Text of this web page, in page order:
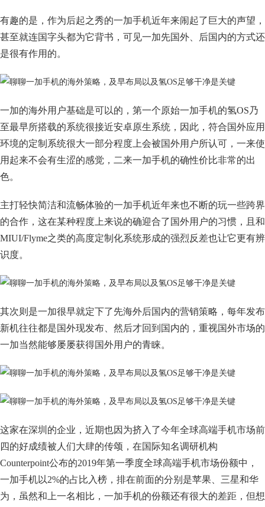
有趣的是，作为后起之秀的一加手机近年来闹起了巨大的声望，
甚至就连国字头都为它背书，可见一加先国外、后国内的方式还
是很有作用的。
一加的海外用户基础是可以的，第一个原始一加手机的氢OS乃
至最早所搭载的系统很接近安卓原生系统，因此，符合国外应用
环境的定制系统很大一部分程度上会被国外用户所认可，一来使
用起来不会有生涩的感觉，二来一加手机的确性价比非常的出
色。
主打轻快简洁和流畅体验的一加手机近年来也不断的玩一些跨界
的合作，这在某种程度上来说的确迎合了国外用户的习惯，且和
MIUI/Flyme之类的高度定制化系统形成的强烈反差也让它更有辨
识度。
其次则是一加很早就定下了先海外后国内的营销策略，每年发布
新机往往都是国外现发布、然后才回到国内的，重视国外市场的
一加当然能够屡屡获得国外用户的青睐。
这家在深圳的企业，近期也因为挤入了今年全球高端手机市场前
四的好成绩被人们大肆的传颂，在国际知名调研机构
Counterpoint公布的2019年第一季度全球高端手机市场份额中，
一加手机以2%的占比入榜，排在前面的分别是苹果、三星和华
为，虽然和上一名相比，一加手机的份额还有很大的差距，但想